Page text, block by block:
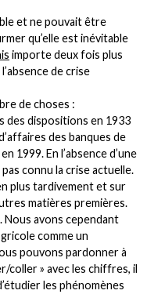
et ne pouvait être
qu’elle est inévitable
importe deux fois plus
de crise
de choses :
des dispositions en 1933
des banques de
1999. En l’absence d’une
connu la crise actuelle.
plus tardivement et sur
matières premières.
Nous avons cependant
comme un
pouvons pardonner à
coller » avec les chiffres, il
les phénomènes